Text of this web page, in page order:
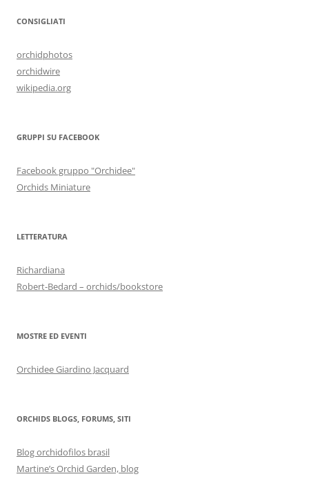
CONSIGLIATI
orchidphotos
orchidwire
wikipedia.org
GRUPPI SU FACEBOOK
Facebook gruppo "Orchidee"
Orchids Miniature
LETTERATURA
Richardiana
Robert-Bedard – orchids/bookstore
MOSTRE ED EVENTI
Orchidee Giardino Jacquard
ORCHIDS BLOGS, FORUMS, SITI
Blog orchidofilos brasil
Martine’s Orchid Garden, blog